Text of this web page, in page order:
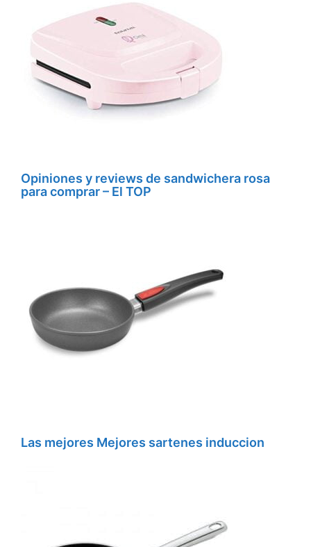
Opiniones y reviews de sandwichera rosa
para comprar – El TOP
Las mejores Mejores sartenes induccion